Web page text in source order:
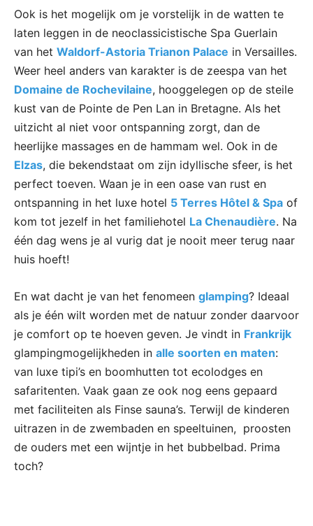
Ook is het mogelijk om je vorstelijk in de watten te
laten leggen in de neoclassicistische Spa Guerlain
van het Waldorf-Astoria Trianon Palace in Versailles.
Weer heel anders van karakter is de zeespa van het
Domaine de Rochevilaine, hooggelegen op de steile
kust van de Pointe de Pen Lan in Bretagne. Als het
uitzicht al niet voor ontspanning zorgt, dan de
heerlijke massages en de hammam wel. Ook in de
Elzas, die bekendstaat om zijn idyllische sfeer, is het
perfect toeven. Waan je in een oase van rust en
ontspanning in het luxe hotel 5 Terres Hôtel & Spa of
kom tot jezelf in het familiehotel La Chenaudière. Na
één dag wens je al vurig dat je nooit meer terug naar
huis hoeft!
En wat dacht je van het fenomeen glamping? Ideaal
als je één wilt worden met de natuur zonder daarvoor
je comfort op te hoeven geven. Je vindt in Frankrijk
glampingmogelijkheden in alle soorten en maten:
van luxe tipi’s en boomhutten tot ecolodges en
safaritenten. Vaak gaan ze ook nog eens gepaard
met faciliteiten als Finse sauna’s. Terwijl de kinderen
uitrazen in de zwembaden en speeltuinen, proosten
de ouders met een wijntje in het bubbelbad. Prima
toch?